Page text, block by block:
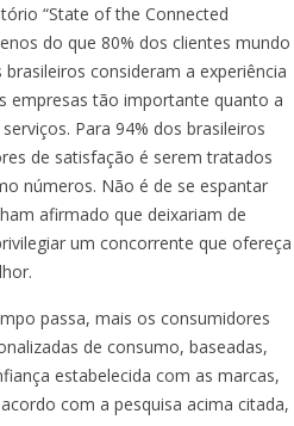
“State of the Connected
do que 80% dos clientes mundo
consideram a experiência
empresas tão importante quanto a
Para 94% dos brasileiros
de satisfação é serem tratados
números. Não é de se espantar
afirmado que deixariam de
um concorrente que ofereça
passa, mais os consumidores
de consumo, baseadas,
estabelecida com as marcas,
com a pesquisa acima citada,